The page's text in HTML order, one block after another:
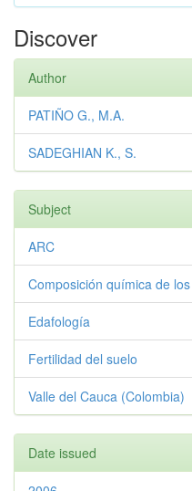
Discover
Author
PATIÑO G., M.A.
SADEGHIAN K., S.
Subject
ARC
Composición química de
Edafología
Fertilidad del suelo
Valle del Cauca (Colombia)
Date issued